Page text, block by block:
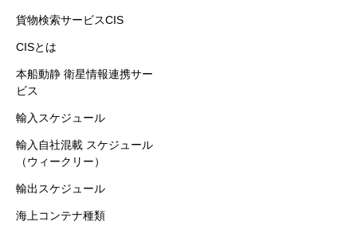
貨物検索サービスCIS
CISとは
本船動静 衛星情報連携サー
ビス
輸入スケジュール
輸入自社混載 スケジュール
（ウィークリー）
輸出スケジュール
海上コンテナ種類